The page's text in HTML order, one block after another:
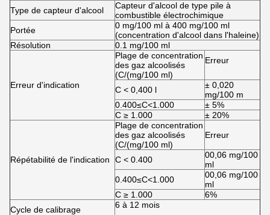
Type de capteur d'alcool
Capteur d'alcool de type pile à
combustible électrochimique
Portée
0 mg/100 ml à 400 mg/100 ml
(concentration d'alcool dans l'haleine)
Résolution
0.1 mg/100 ml
Erreur d'indication
Plage de concentration
des gaz alcoolisés
(C/(mg/100 ml)
Erreur
C < 0,400 l
± 0,020
mg/100 m
0.400≤C<1.000
± 5%
C ≥ 1.000
± 20%
Répétabilité de l'indication
Plage de concentration
des gaz alcoolisés
(C/(mg/100 ml)
Erreur
C < 0.400
00,06 mg/100
ml
0.400≤C<1.000
00,06 mg/100
ml
C ≥ 1.000
6%
Cycle de calibrage
6 à 12 mois